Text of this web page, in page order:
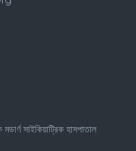
সাইকিয়াট্রিক হাসপাতাল